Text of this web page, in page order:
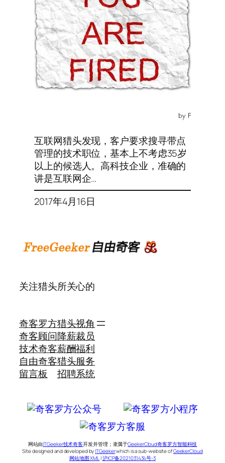
互联网猎头发现，客户要求搜寻带点
管理的技术职位，基本上不考虑35岁
以上的候选人。高科技企业，准确的
讲是互联网企…
2017年4月16日
关注猎头所关心的
奇客罗方
奇客顾问
技术奇客
自由奇客
留言板
猎头视角
降薪裁员
薪酬福利
猎头服务
招聘系统
网站由ITGeeker技术奇客开发并管理；隶属于GeekerCloud奇客罗方智能科技
Site designed and developed byITGeekerwhich is a sub-website ofGeekerCloud
网站地图 XML |沪ICP备2021031434号-3